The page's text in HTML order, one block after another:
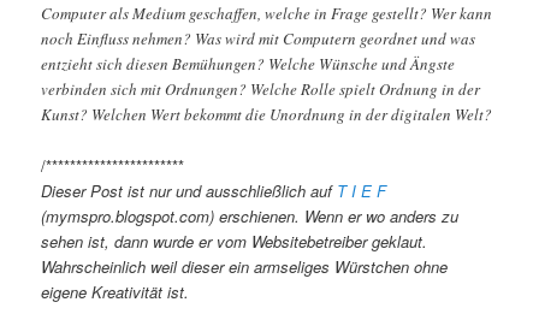
Computer als Medium geschaffen, welche in Frage gestellt? Wer kann
noch Einfluss nehmen? Was wird mit Computern geordnet und was
entzieht sich diesen Bemühungen? Welche Wünsche und Ängste
verbinden sich mit Ordnungen? Welche Rolle spielt Ordnung in der
Kunst? Welchen Wert bekommt die Unordnung in der digitalen Welt?
/***********************
Dieser Post ist nur und ausschließlich auf T I E F
(mymspro.blogspot.com) erschienen. Wenn er wo anders zu
sehen ist, dann wurde er vom Websitebetreiber geklaut.
Wahrscheinlich weil dieser ein armseliges Würstchen ohne
eigene Kreativität ist.